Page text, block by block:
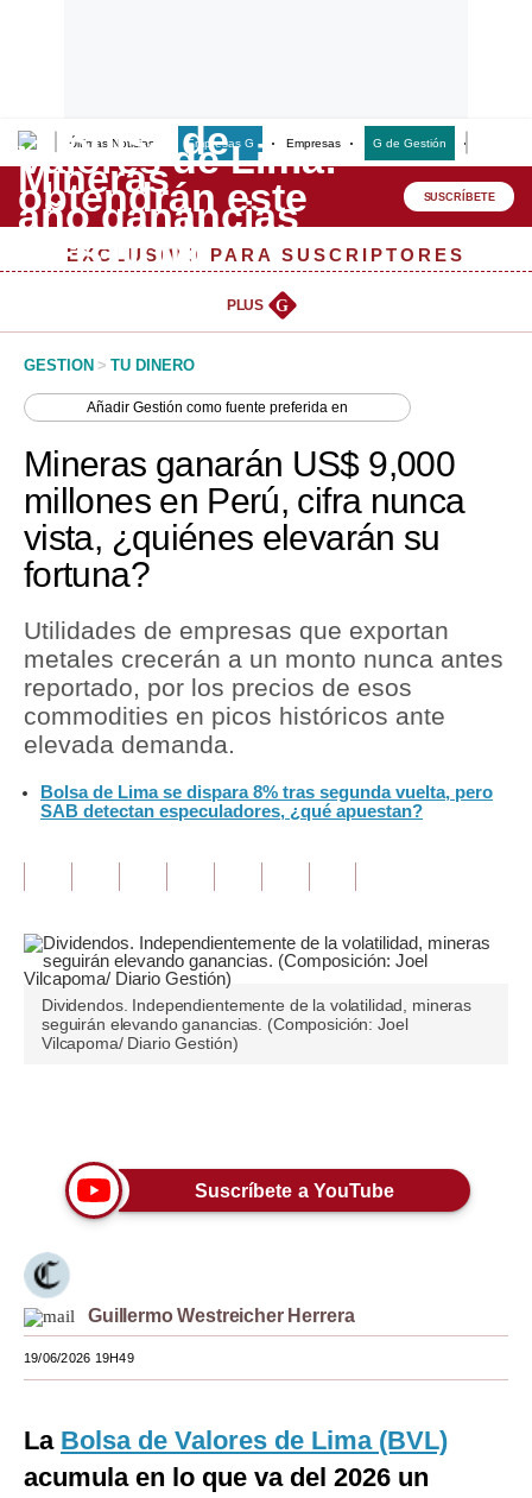
Últimas Noticias Empresas G Empresas G de Gestión
Lo último
Peru Quiosco
Management & Empleo
Perú
Política
Tu Dinero
Finanzas Personales
Inmobiliarias
Plus G
Editorial
Pregunta de hoy
Tendencias
Lujo
Viajes
Mundo
México
España
Internacional
Tecnología
Club del Suscriptor
SUSCRÍBETE
EXCLUSIVO PARA SUSCRIPTORES
PLUS G
GESTION > TU DINERO
AñadirGestión como fuente preferida en
Mineras ganarán US$ 9,000
millones en Perú, cifra nunca
vista, ¿quiénes elevarán su
fortuna?
Utilidades de empresas que exportan
metales crecerán a un monto nunca antes
reportado, por los precios de esos
commodities en picos históricos ante
elevada demanda.
Bolsa de Lima se dispara 8% tras segunda vuelta, pero
SAB detectan especuladores, ¿qué apuestan?
Dividendos. Independientemente de la volatilidad, mineras
seguirán elevando ganancias. (Composición: Joel
Vilcapoma/ Diario Gestión)
Suscríbete a YouTube
Guillermo Westreicher Herrera
19/06/2026 19H49
La Bolsa de Valores de Lima (BVL)
acumula en lo que va del 2026 un